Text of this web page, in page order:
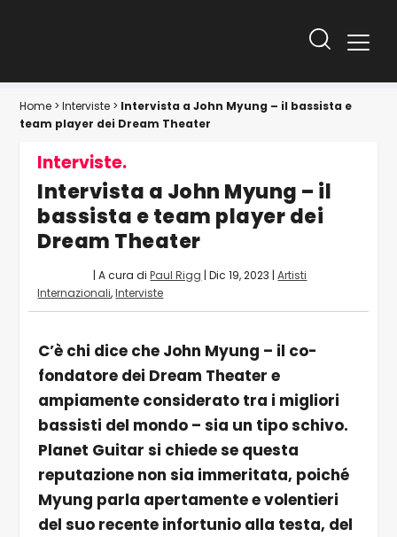
Home >Interviste > Intervista a John Myung – il bassista e
team player dei Dream Theater
Interviste.
Intervista a John Myung – il
bassista e team player dei
Dream Theater
| A cura diPaul Rigg |Dic 19, 2023 |Artisti
Internazionali,Interviste
C’è chi dice che John Myung – il co-
fondatore dei Dream Theater e
ampiamente considerato tra i migliori
bassisti del mondo – sia un tipo schivo.
Planet Guitar si chiede se questa
reputazione non sia immeritata, poiché
Myung parla apertamente e volentieri
del suo recente infortunio alla testa, del